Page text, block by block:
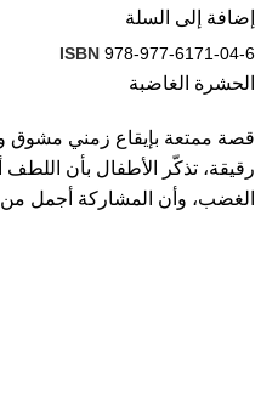
إضافة إلى السلة
ISBN 978-977-6171-04-6
الحشرة الغاضبة
قصة ممتعة بإيقاع زمني مشوق
رقيقة، تذكّر الأطفال بأن
الغضب، وأن المشاركة أجمل